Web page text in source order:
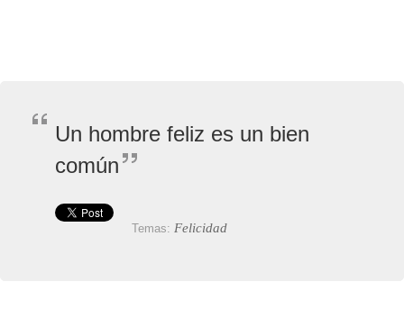
Un hombre feliz es un bien
común
Temas: Felicidad